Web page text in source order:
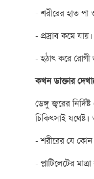
- শরীরের হাত পা
- প্রস্রাব কমে যায়।
- হঠাৎ করে রোগী
কখন ডাক্তার
ডেঙ্গু জ্বরের
চিকিৎসাই
- শরীরের যে
- প্লাটিলেটের